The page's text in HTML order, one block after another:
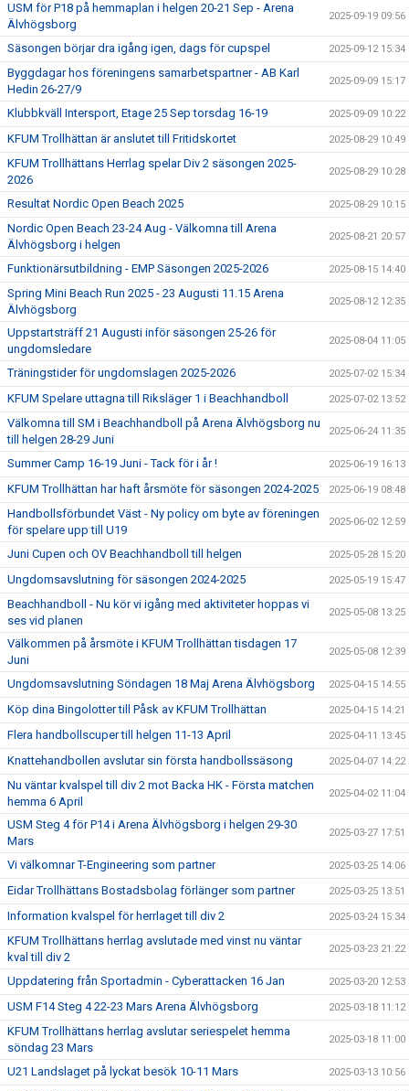
USM för P18 på hemmaplan i helgen 20-21 Sep - Arena
Älvhögsborg
2025-09-19 09:56
Säsongen börjar dra igång igen, dags för cupspel 2025-09-12 15:34
Byggdagar hos föreningens samarbetspartner - AB Karl
Hedin 26-27/9
2025-09-09 15:17
Klubbkväll Intersport, Etage 25 Sep torsdag 16-19 2025-09-09 10:22
KFUM Trollhättan är anslutet till Fritidskortet 2025-08-29 10:49
KFUM Trollhättans Herrlag spelar Div 2 säsongen 2025-
2026
2025-08-29 10:28
Resultat Nordic Open Beach 2025 2025-08-29 10:15
Nordic Open Beach 23-24 Aug - Välkomna till Arena
Älvhögsborg i helgen
2025-08-21 20:57
Funktionärsutbildning - EMP Säsongen 2025-2026 2025-08-15 14:40
Spring Mini Beach Run 2025 - 23 Augusti 11.15 Arena
Älvhögsborg
2025-08-12 12:35
Uppstartsträff 21 Augusti inför säsongen 25-26 för
ungdomsledare
2025-08-04 11:05
Träningstider för ungdomslagen 2025-2026 2025-07-02 15:34
KFUM Spelare uttagna till Riksläger 1 i Beachhandboll 2025-07-02 13:52
Välkomna till SM i Beachhandboll på Arena Älvhögsborg nu
till helgen 28-29 Juni
2025-06-24 11:35
Summer Camp 16-19 Juni - Tack för i år ! 2025-06-19 16:13
KFUM Trollhättan har haft årsmöte för säsongen 2024-2025 2025-06-19 08:48
Handbollsförbundet Väst - Ny policy om byte av föreningen
för spelare upp till U19
2025-06-02 12:59
Juni Cupen och OV Beachhandboll till helgen 2025-05-28 15:20
Ungdomsavslutning för säsongen 2024-2025 2025-05-19 15:47
Beachhandboll - Nu kör vi igång med aktiviteter hoppas vi
ses vid planen
2025-05-08 13:25
Välkommen på årsmöte i KFUM Trollhättan tisdagen 17
Juni
2025-05-08 12:39
Ungdomsavslutning Söndagen 18 Maj Arena Älvhögsborg 2025-04-15 14:55
Köp dina Bingolotter till Påsk av KFUM Trollhättan 2025-04-15 14:21
Flera handbollscuper till helgen 11-13 April 2025-04-11 13:45
Knattehandbollen avslutar sin första handbollssäsong 2025-04-07 14:22
Nu väntar kvalspel till div 2 mot Backa HK - Första matchen
hemma 6 April
2025-04-02 11:04
USM Steg 4 för P14 i Arena Älvhögsborg i helgen 29-30
Mars
2025-03-27 17:51
Vi välkomnar T-Engineering som partner 2025-03-25 14:06
Eidar Trollhättans Bostadsbolag förlänger som partner 2025-03-25 13:51
Information kvalspel för herrlaget till div 2 2025-03-24 15:34
KFUM Trollhättans herrlag avslutade med vinst nu väntar
kval till div 2
2025-03-23 21:22
Uppdatering från Sportadmin - Cyberattacken 16 Jan 2025-03-20 12:53
USM F14 Steg 4 22-23 Mars Arena Älvhögsborg 2025-03-18 11:12
KFUM Trollhättans herrlag avslutar seriespelet hemma
söndag 23 Mars
2025-03-18 11:00
U21 Landslaget på lyckat besök 10-11 Mars 2025-03-13 10:56